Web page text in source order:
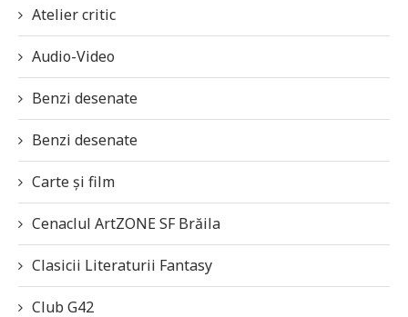
Atelier critic
Audio-Video
Benzi desenate
Benzi desenate
Carte și film
Cenaclul ArtZONE SF Brăila
Clasicii Literaturii Fantasy
Club G42